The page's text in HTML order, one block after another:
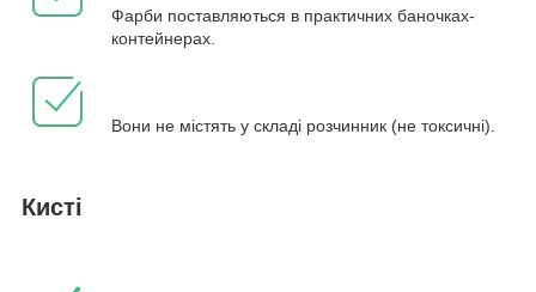
Фарби поставляються в практичних баночках-
контейнерах.
Вони не містять у складі розчинник (не токсичні).
Кисті